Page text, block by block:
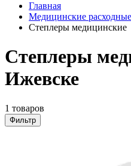
Главная
Медицинские
Степлеры медицинские
Степлеры
Ижевске
1 товаров
Фильтр